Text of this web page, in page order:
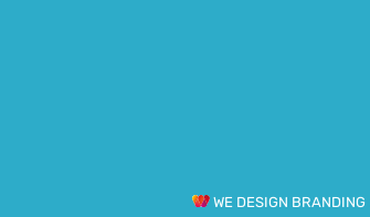
WE DESIGN BRANDING